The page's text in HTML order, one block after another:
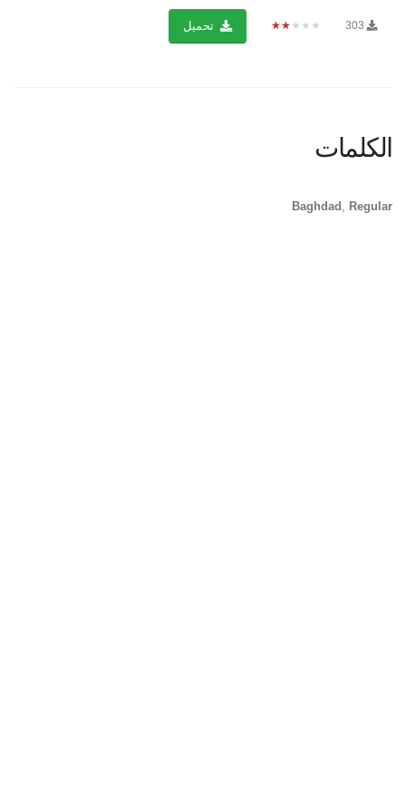
303
★★★★★ تحميل
الكلمات
Baghdad Regular